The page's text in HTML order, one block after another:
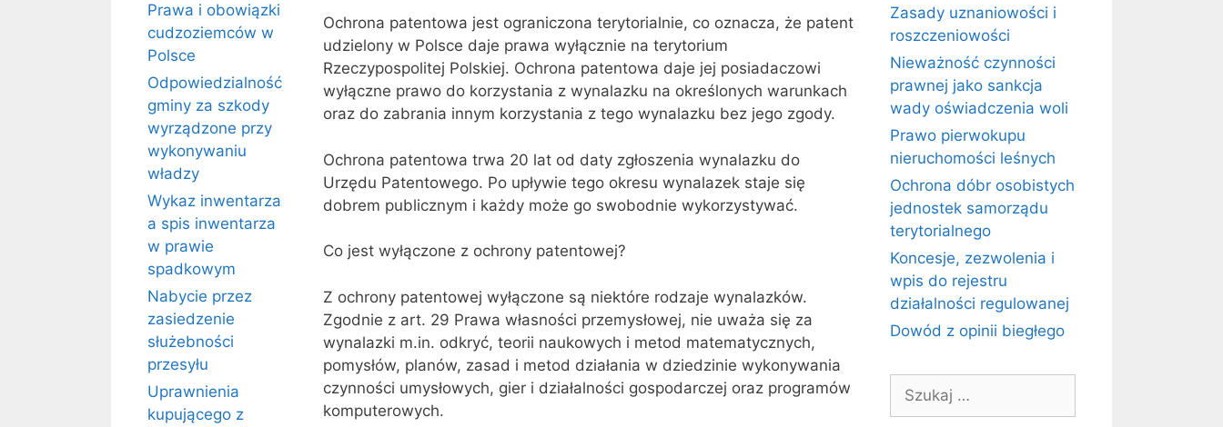
Ochrona patentowa jest ograniczona terytorialnie, co oznacza, że patent
udzielony w Polsce daje prawa wyłącznie na terytorium
Rzeczypospolitej Polskiej. Ochrona patentowa daje jej posiadaczowi
wyłączne prawo do korzystania z wynalazku na określonych warunkach
oraz do zabrania innym korzystania z tego wynalazku bez jego zgody.
Ochrona patentowa trwa 20 lat od daty zgłoszenia wynalazku do
Urzędu Patentowego. Po upływie tego okresu wynalazek staje się
dobrem publicznym i każdy może go swobodnie wykorzystywać.
Co jest wyłączone z ochrony patentowej?
Z ochrony patentowej wyłączone są niektóre rodzaje wynalazków.
Zgodnie z art. 29 Prawa własności przemysłowej, nie uważa się za
wynalazki m.in. odkryć, teorii naukowych i metod matematycznych,
pomysłów, planów, zasad i metod działania w dziedzinie wykonywania
czynności umysłowych, gier i działalności gospodarczej oraz programów
komputerowych.
Prawa i obowiązki
cudzoziemców w
Polsce
Odpowiedzialność
gminy za szkody
wyrządzone przy
wykonywaniu
władzy
Wykaz inwentarza
a spis inwentarza
w prawie
spadkowym
Nabycie przez
zasiedzenie
służebności
przesyłu
Uprawnienia
kupującego z
Zasady uznaniowości i
roszczeniowości
Nieważność czynności
prawnej jako sankcja
wady oświadczenia woli
Prawo pierwokupu
nieruchomości leśnych
Ochrona dóbr osobistych
jednostek samorządu
terytorialnego
Koncesje, zezwolenia i
wpis do rejestru
działalności regulowanej
Dowód z opinii biegłego
Szukaj: